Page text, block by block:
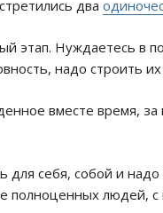
два
этап. Нуждаетесь в
надо строить
вместе время,
себя, собой и надо
полноценных людей,